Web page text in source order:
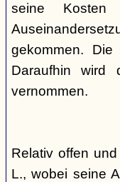
seine Kosten
gekommen.
Daraufhin wird
vernommen.
Relativ offen
L., wobei seine